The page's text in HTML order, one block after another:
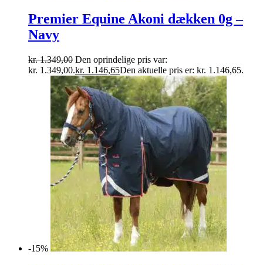
Premier Equine Akoni dækken 0g –
Navy
kr.1.349,00 Den oprindelige pris var:
kr. 1.349,00.kr. 1.146,65Den aktuelle pris er: kr. 1.146,65.
-15%